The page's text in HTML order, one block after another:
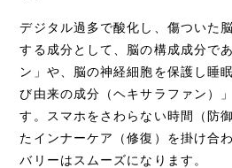
カウンセリング
アンチエイジング
がん治療・再発予防
検査
デジタル過多で酸化し、傷ついた
する成分として、脳の構成成分で
ン」や、脳の神経細胞を保護し睡
び由来の成分（ヘキサラファン）
す。スマホをさわらない時間（防
たインナーケア（修復）を掛け合
バリーはスムーズになります。